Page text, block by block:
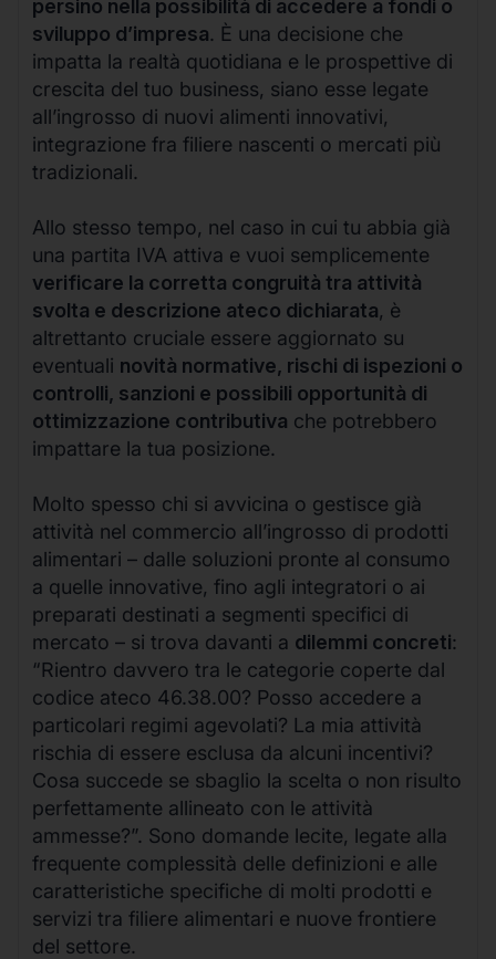
persino nella possibilità di accedere a fondi o
sviluppo d’impresa. È una decisione che
impatta la realtà quotidiana e le prospettive di
crescita del tuo business, siano esse legate
all’ingrosso di nuovi alimenti innovativi,
integrazione fra filiere nascenti o mercati più
tradizionali.
Allo stesso tempo, nel caso in cui tu abbia già
una partita IVA attiva e vuoi semplicemente
verificare la corretta congruità tra attività
svolta e descrizione ateco dichiarata, è
altrettanto cruciale essere aggiornato su
eventuali novità normative, rischi di ispezioni o
controlli, sanzioni e possibili opportunità di
ottimizzazione contributiva che potrebbero
impattare la tua posizione.
Molto spesso chi si avvicina o gestisce già
attività nel commercio all’ingrosso di prodotti
alimentari – dalle soluzioni pronte al consumo
a quelle innovative, fino agli integratori o ai
preparati destinati a segmenti specifici di
mercato – si trova davanti a dilemmi concreti:
“Rientro davvero tra le categorie coperte dal
codice ateco 46.38.00? Posso accedere a
particolari regimi agevolati? La mia attività
rischia di essere esclusa da alcuni incentivi?
Cosa succede se sbaglio la scelta o non risulto
perfettamente allineato con le attività
ammesse?”. Sono domande lecite, legate alla
frequente complessità delle definizioni e alle
caratteristiche specifiche di molti prodotti e
servizi tra filiere alimentari e nuove frontiere
del settore.